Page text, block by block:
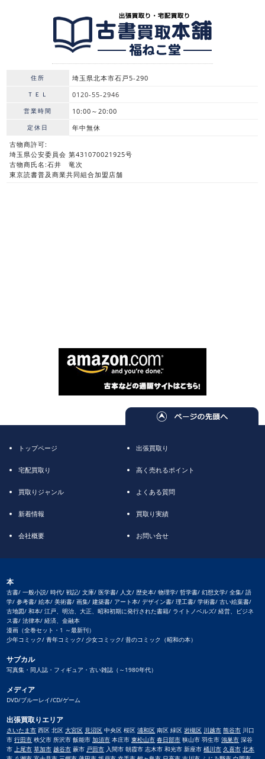
住所 埼玉県北本市石戸5-290
ＴＥＬ 0120-55-2946
営業時間 10:00～20:00
定休日
年中無休
古物商許可:
埼玉県公安委員会 第431070021925号
古物商氏名:石井 竜次
東京読書普及商業共同組合加盟店舗
トップページ 出張買取り
宅配買取り 高く売れるポイント
買取りジャンル よくある質問
新着情報 買取り実績
会社概要 お問い合せ
本
古書/ 一般小説/ 時代/ 戦記/ 文庫/ 医学書/ 人文/ 歴史本/ 物理学/ 哲学書/ 幻想文学/ 全集/ 語
学/ 参考書/ 絵本/ 美術書/ 画集/ 建築書/ アート本/ デザイン書/ 理工書/ 学術書/ 古い絵葉書/
古地図/ 和本/ 江戸、明治、大正、昭和初期に発行された書籍/ ライトノベルズ/ 経営、ビジネ
ス書/ 法律本/ 経済、金融本
漫画（全巻セット・1 ～最新刊）
少年コミック/ 青年コミック/ 少女コミック/ 昔のコミック（昭和の本）
サブカル
写真集・同人誌・フィギュア・古い雑誌（～1980年代）
メディア
DVD/ブルーレイ/CD/ゲーム
出張買取りエリア
さいたま市 西区 北区大宮区 見沼区 中央区 桜区浦和区 南区 緑区岩槻区 川越市 熊谷市 川口
市行田市 秩父市 所沢市 飯能市加須市 本庄市東松山市 春日部市 狭山市 羽生市鴻巣市 深谷
市 上尾市 草加市 越谷市 蕨市 戸田市 入間市 朝霞市 志木市 和光市 新座市桶川市 久喜市 北本